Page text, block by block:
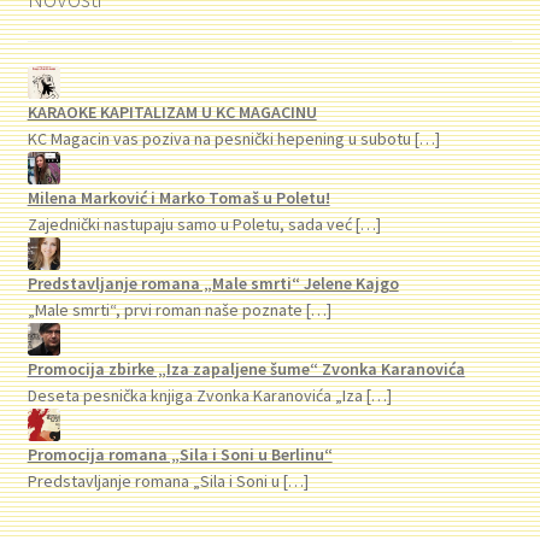
KARAOKE KAPITALIZAM U KC MAGACINU
KC Magacin vas poziva na pesnički hepening u subotu[…]
Milena Marković i Marko Tomaš u Poletu!
Zajednički nastupaju samo u Poletu, sada već[…]
Predstavljanje romana „Male smrti“ Jelene Kajgo
„Male smrti“, prvi roman naše poznate[…]
Promocija zbirke „Iza zapaljene šume“ Zvonka Karanovića
Deseta pesnička knjiga Zvonka Karanovića „Iza[…]
Promocija romana „Sila i Soni u Berlinu“
Predstavljanje romana „Sila i Soni u[…]